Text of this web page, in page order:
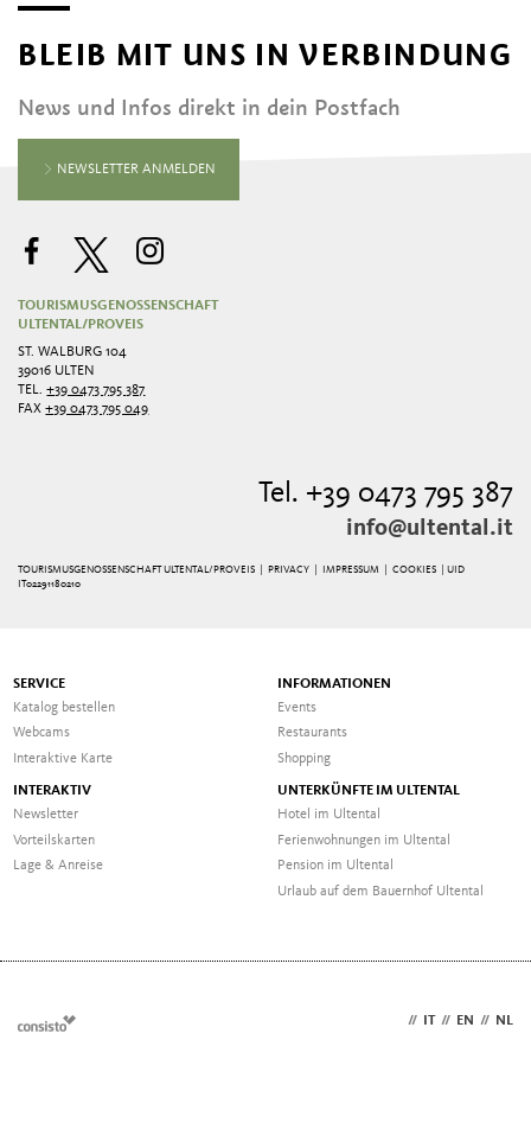
BLEIB MIT UNS IN VERBINDUNG
News und Infos direkt in dein Postfach
NEWSLETTER ANMELDEN
TOURISMUSGENOSSENSCHAFT
ULTENTAL/PROVEIS
ST. WALBURG 104
39016 ULTEN
TEL.+39 0473 795 387
FAX+39 0473 795 049
Tel. +39 0473 795 387
info@ultental.it
TOURISMUSGENOSSENSCHAFT ULTENTAL/PROVEIS | PRIVACY IMPRESSUM |COOKIES
| UID
IT02291180210
SERVICE
Katalog bestellen
Webcams
Interaktive Karte
INFORMATIONEN
Events
Restaurants
Shopping
INTERAKTIV
Newsletter
Vorteilskarten
Lage & Anreise
UNTERKÜNFTE IM ULTENTAL
Hotel im Ultental
Ferienwohnungen im Ultental
Pension im Ultental
Urlaub auf dem Bauernhof Ultental
// IT // EN // NL